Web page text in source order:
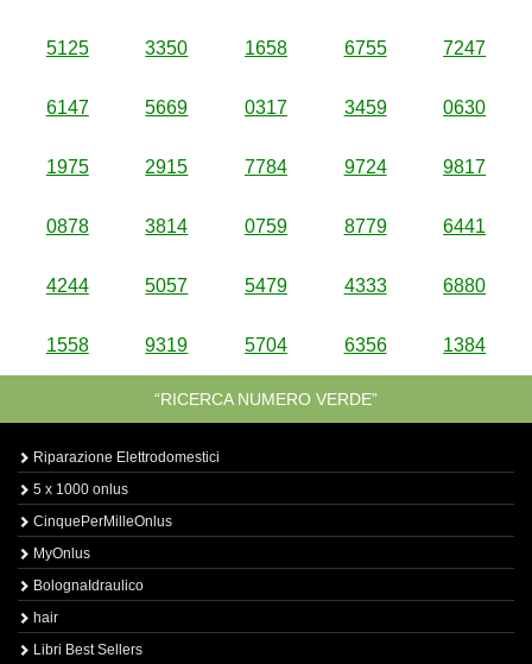
5125 3350 1658 6755 7247
6147 5669 0317 3459 0630
1975 2915 7784 9724 9817
0878 3814 0759 8779 6441
4244 5057 5479 4333 6880
1558 9319 5704 6356 1384
“RICERCA NUMERO VERDE”
Riparazione Elettrodomestici
5 x 1000 onlus
CinquePerMilleOnlus
MyOnlus
BolognaIdraulico
hair
Libri Best Sellers